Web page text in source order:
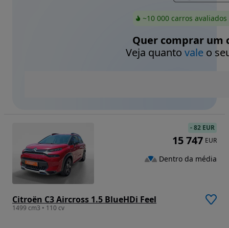
~10 000 carros
Quer comprar um
Veja quanto valeo
Citroën C3 Aircross 1.5 BlueHDi Feel
1499 cm3 • 110 cv
-82 EUR
15 747 EUR
Dentro da média